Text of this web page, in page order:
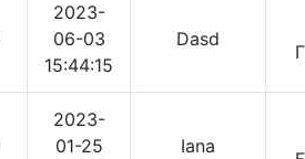
2023-
06-03
15:44:15
Dasd
2023-
01-25
Iana